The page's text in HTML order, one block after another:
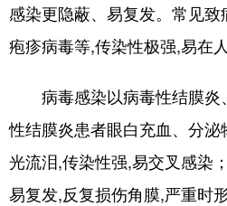
感染更隐蔽、易复发。常见
疱疹病毒等,传染性极强,易在
病毒感染以病毒性结膜炎
性结膜炎患者眼白充血、分
光流泪,传染性强,易交叉感染
易复发,反复损伤角膜,严重时